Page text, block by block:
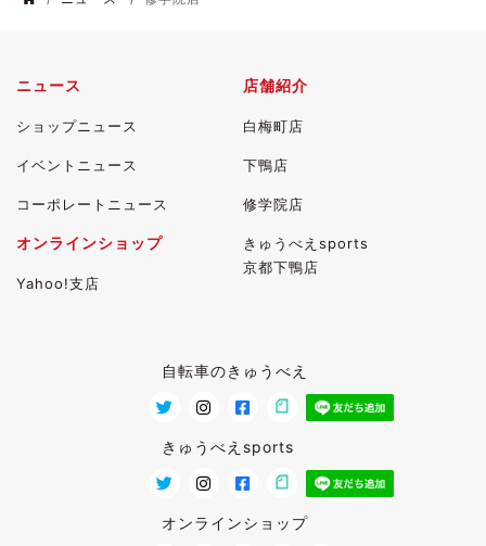
ニュース
ショップニュース
イベントニュース
コーポレートニュース
店舗紹介
白梅町店
下鴨店
修学院店
きゅうべえsports
京都下鴨店
オンラインショップ
Yahoo!支店
自転車のきゅうべえ
きゅうべえsports
オンラインショップ